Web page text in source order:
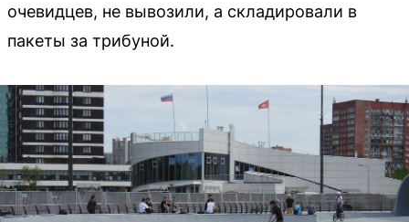
очевидцев, не вывозили, а складировали в
пакеты за трибуной.